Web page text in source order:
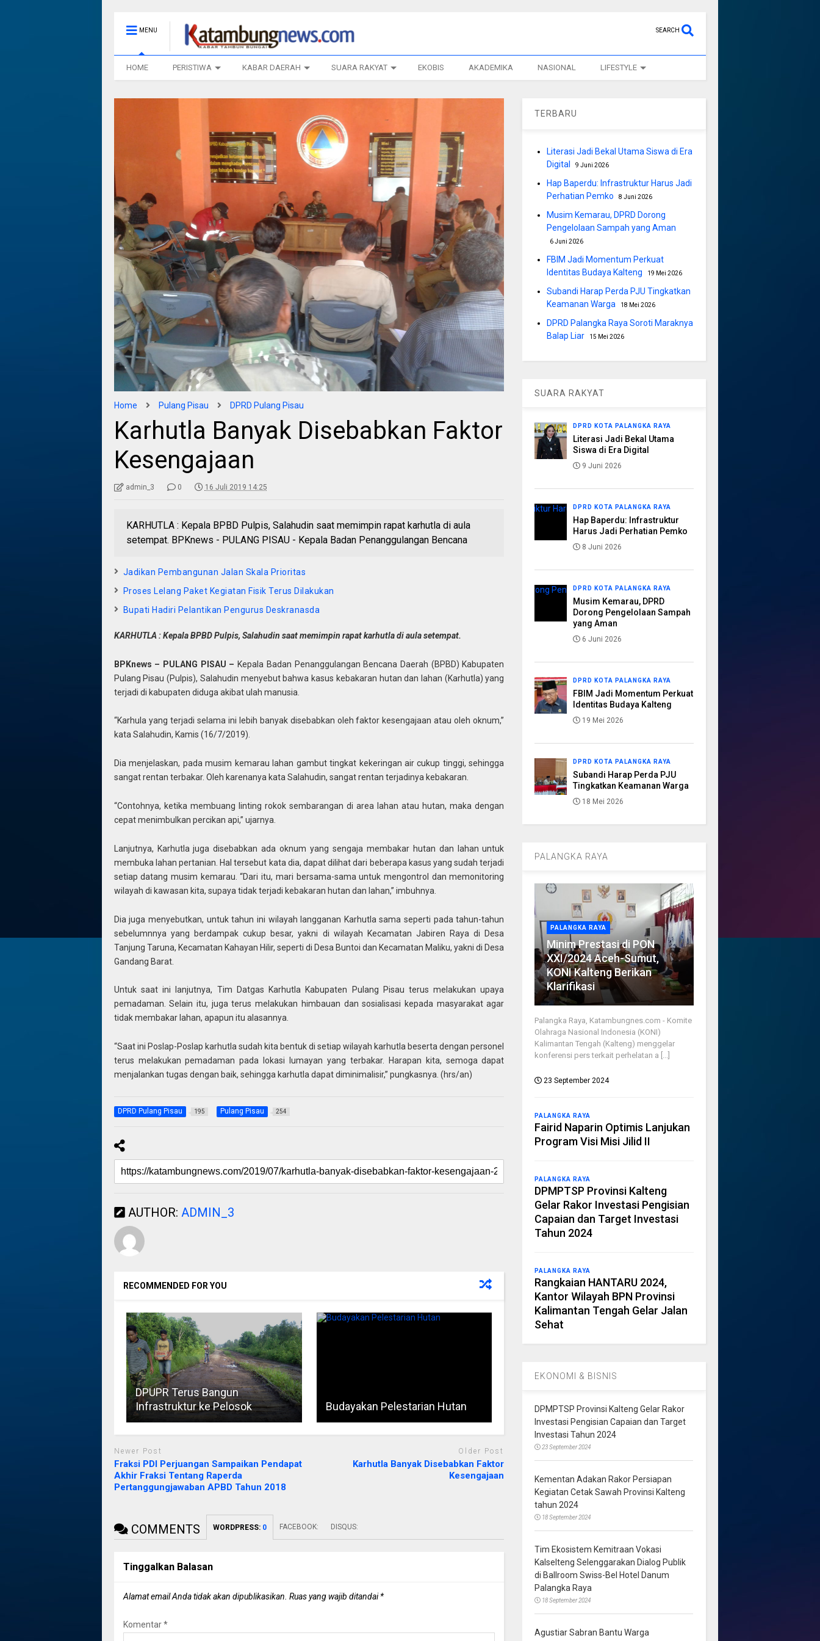
MENU SEARCH
HOME PERISTIWA KABAR DAERAH SUARA RAKYAT EKOBIS AKADEMIKA NASIONAL LIFESTYLE
Home Pulang Pisau DPRD Pulang Pisau
Karhutla Banyak Disebabkan Faktor
Kesengajaan
admin_3 0 16 Juli 2019 14:25
KARHUTLA : Kepala BPBD Pulpis, Salahudin saat memimpin rapat karhutla di aula
setempat. BPKnews - PULANG PISAU - Kepala Badan Penanggulangan Bencana
Jadikan Pembangunan Jalan Skala Prioritas
Proses Lelang Paket Kegiatan Fisik Terus Dilakukan
Bupati Hadiri Pelantikan Pengurus Deskranasda
KARHUTLA : Kepala BPBD Pulpis, Salahudin saat memimpin rapat karhutla di aula setempat.
BPKnews – PULANG PISAU – Kepala Badan Penanggulangan Bencana Daerah (BPBD) Kabupaten
Pulang Pisau (Pulpis), Salahudin menyebut bahwa kasus kebakaran hutan dan lahan (Karhutla) yang
terjadi di kabupaten diduga akibat ulah manusia.
“Karhula yang terjadi selama ini lebih banyak disebabkan oleh faktor kesengajaan atau oleh oknum,”
kata Salahudin, Kamis (16/7/2019).
Dia menjelaskan, pada musim kemarau lahan gambut tingkat kekeringan air cukup tinggi, sehingga
sangat rentan terbakar. Oleh karenanya kata Salahudin, sangat rentan terjadinya kebakaran.
“Contohnya, ketika membuang linting rokok sembarangan di area lahan atau hutan, maka dengan
cepat menimbulkan percikan api,” ujarnya.
Lanjutnya, Karhutla juga disebabkan ada oknum yang sengaja membakar hutan dan lahan untuk
membuka lahan pertanian. Hal tersebut kata dia, dapat dilihat dari beberapa kasus yang sudah terjadi
setiap datang musim kemarau. “Dari itu, mari bersama-sama untuk mengontrol dan memonitoring
wilayah di kawasan kita, supaya tidak terjadi kebakaran hutan dan lahan,” imbuhnya.
Dia juga menyebutkan, untuk tahun ini wilayah langganan Karhutla sama seperti pada tahun-tahun
sebelumnnya yang berdampak cukup besar, yakni di wilayah Kecamatan Jabiren Raya di Desa
Tanjung Taruna, Kecamatan Kahayan Hilir, seperti di Desa Buntoi dan Kecamatan Maliku, yakni di Desa
Gandang Barat.
Untuk saat ini lanjutnya, Tim Datgas Karhutla Kabupaten Pulang Pisau terus melakukan upaya
pemadaman. Selain itu, juga terus melakukan himbauan dan sosialisasi kepada masyarakat agar
tidak membakar lahan, apapun itu alasannya.
“Saat ini Poslap-Poslap karhutla sudah kita bentuk di setiap wilayah karhutla beserta dengan personel
terus melakukan pemadaman pada lokasi lumayan yang terbakar. Harapan kita, semoga dapat
menjalankan tugas dengan baik, sehingga karhutla dapat diminimalisir,” pungkasnya. (hrs/an)
DPRD Pulang Pisau 195 Pulang Pisau 254
AUTHOR: ADMIN_3
RECOMMENDED FOR YOU
DPUPR Terus Bangun
Infrastruktur ke Pelosok
Budayakan Pelestarian Hutan
Newer Post
Fraksi PDI Perjuangan Sampaikan Pendapat
Akhir Fraksi Tentang Raperda
Pertanggungjawaban APBD Tahun 2018
Older Post
Karhutla Banyak Disebabkan Faktor
Kesengajaan
COMMENTS WORDPRESS: 0 FACEBOOK: DISQUS:
Tinggalkan Balasan
Alamat email Anda tidak akan dipublikasikan. Ruas yang wajib ditandai*
Komentar*
TERBARU
Literasi Jadi Bekal Utama Siswa di Era
Digital
9 Juni 2026
Hap Baperdu: Infrastruktur Harus Jadi
Perhatian Pemko
8 Juni 2026
Musim Kemarau, DPRD Dorong
Pengelolaan Sampah yang Aman
6 Juni 2026
FBIM Jadi Momentum Perkuat
Identitas Budaya Kalteng
19 Mei 2026
Subandi Harap Perda PJU Tingkatkan
Keamanan Warga
18 Mei 2026
DPRD Palangka Raya Soroti Maraknya
Balap Liar
15 Mei 2026
SUARA RAKYAT
DPRD KOTA PALANGKA RAYA
Literasi Jadi Bekal Utama
Siswa di Era Digital
9 Juni 2026
DPRD KOTA PALANGKA RAYA
Hap Baperdu: Infrastruktur
Harus Jadi Perhatian Pemko
8 Juni 2026
DPRD KOTA PALANGKA RAYA
Musim Kemarau, DPRD
Dorong Pengelolaan Sampah
yang Aman
6 Juni 2026
DPRD KOTA PALANGKA RAYA
FBIM Jadi Momentum Perkuat
Identitas Budaya Kalteng
19 Mei 2026
DPRD KOTA PALANGKA RAYA
Subandi Harap Perda PJU
Tingkatkan Keamanan Warga
18 Mei 2026
PALANGKA RAYA
PALANGKA RAYA
Minim Prestasi di PON
XXI/2024 Aceh-Sumut,
KONI Kalteng Berikan
Klarifikasi
Palangka Raya, Katambungnes.com - Komite
Olahraga Nasional Indonesia (KONI)
Kalimantan Tengah (Kalteng) menggelar
konferensi pers terkait perhelatan a [...]
23 September 2024
PALANGKA RAYA
Fairid Naparin Optimis Lanjukan
Program Visi Misi Jilid II
PALANGKA RAYA
DPMPTSP Provinsi Kalteng
Gelar Rakor Investasi Pengisian
Capaian dan Target Investasi
Tahun 2024
PALANGKA RAYA
Rangkaian HANTARU 2024,
Kantor Wilayah BPN Provinsi
Kalimantan Tengah Gelar Jalan
Sehat
EKONOMI & BISNIS
DPMPTSP Provinsi Kalteng Gelar Rakor
Investasi Pengisian Capaian dan Target
Investasi Tahun 2024
23 September 2024
Kementan Adakan Rakor Persiapan
Kegiatan Cetak Sawah Provinsi Kalteng
tahun 2024
18 September 2024
Tim Ekosistem Kemitraan Vokasi
Kalselteng Selenggarakan Dialog Publik
di Ballroom Swiss-Bel Hotel Danum
Palangka Raya
18 September 2024
Agustiar Sabran Bantu Warga